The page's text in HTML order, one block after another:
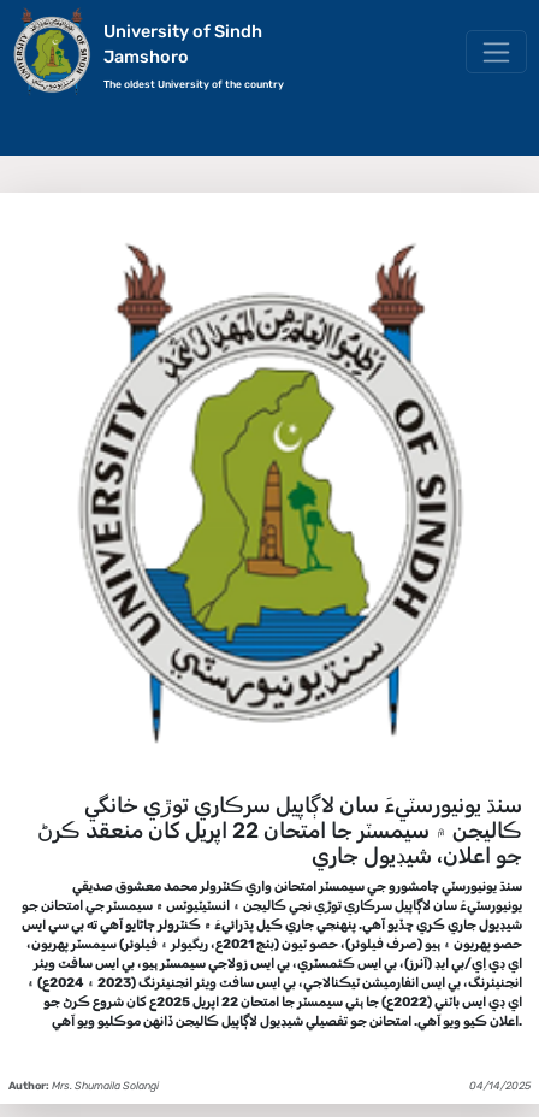
University of Sindh
Jamshoro
The oldest University of the country
سنڌ يونيورسٽيءَ سان لاڳاپيل سرڪاري توڙي خانگي
ڪاليجن ۾ سيمسٽر جا امتحان 22 اپريل کان منعقد ڪرڻ
جو اعلان، شيڊيول جاري
يونيورسٽيءَ سان لاڳاپيل سرڪاري توڙي نجي ڪاليجن ۽ انسٽيٽيوٽس ۾ سيمسٽر جي امتحانن جو
شيڊيول جاري ڪري ڇڏيو آهي. پنهنجي جاري ڪيل پڌرائيءَ ۾ ڪنٽرولر ڄاڻايو آهي ته بي سي ايس
حصو پهريون ۽ ٻيو (صرف فيلوئر)، حصو ٽيون (بئچ 2021ع، ريگيولر ۽ فيلوئر) سيمسٽر پهريون،
اي ڊي اِي/بي ايڊ (آنرز)، بي ايس ڪئمسٽري، بي ايس زولاجي سيمسٽر ٻيو، بي ايس سافٽ ويئر
انجنيئرنگ، بي ايس انفارميشن ٽيڪنالاجي، بي ايس سافٽ ويئر انجنيئرنگ (2023 ۽ 2024ع) ۽
اي ڊي ايس باٽني (2022ع) جا ٻئي سيمسٽر جا امتحان 22 اپريل 2025ع کان شروع ڪرڻ جو
اعلان ڪيو ويو آهي. امتحانن جو تفصيلي شيڊيول لاڳاپيل ڪاليجن ڏانهن موڪليو ويو آهي.
Author: Mrs. Shumaila Solangi 04/14/2025